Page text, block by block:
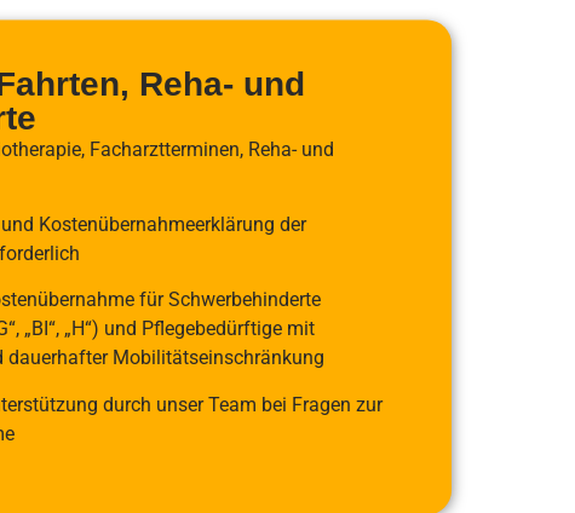
Reha- und
Facharztterminen, Reha- und
Kostenübernahmeerklärung der
für Schwerbehinderte
„BI“, „H“) und Pflegebedürftige mit
dauerhafter Mobilitäts­einschränkung
durch unser Team bei Fragen zur